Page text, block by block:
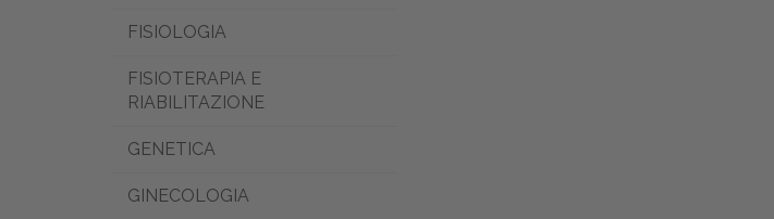
FISIOLOGIA
FISIOTERAPIA E
RIABILITAZIONE
GENETICA
GINECOLOGIA